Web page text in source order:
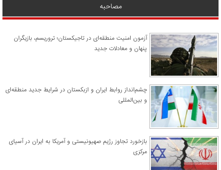
مصاحبه
آزمون امنیت منطقه‌ای در تاجیکستان؛ تروریسم، بازیگران
پنهان و معادلات جدید
چشم‌انداز روابط ایران و ازبکستان در شرایط جدید منطقه‌ای
و بین‌المللی
​بازخورد تجاوز رژیم صهیونیستی و آمریکا به ایران در آسیای
مرکزی